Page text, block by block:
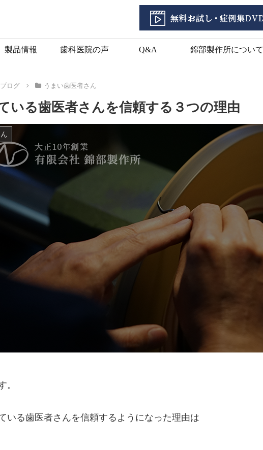
製品情報 歯科医院の声 Q&A 錦部製作所について
ブログ うまい歯医者さん
いる歯医者さんを信頼する３つの理由
。
いる歯医者さんを信頼するようになった理由は